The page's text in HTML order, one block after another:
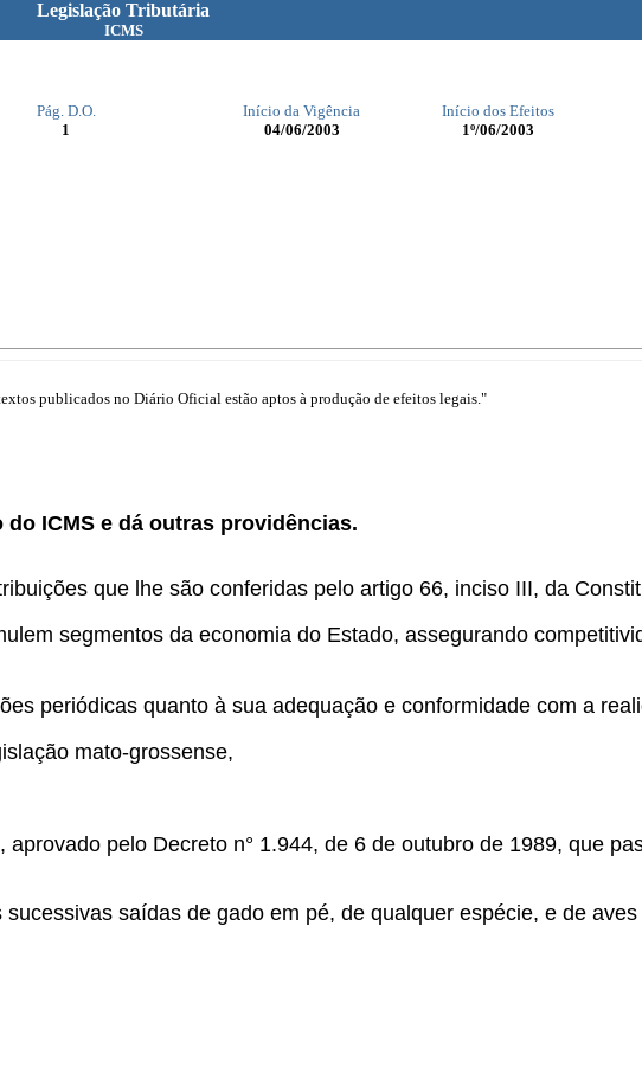
Legislação Tributária
ICMS
Pág. D.O. Início da Vigência
Início dos Efeitos
1 04/06/2003 1º/06/2003
publicados no Diário Oficial estão aptos à produção de efeitos legais."
ICMS e dá outras providências.
que lhe são conferidas pelo artigo 66, inciso III, da
segmentos da economia do Estado, assegurando
periódicas quanto à sua adequação e conformidade com a
mato-grossense,
pelo Decreto n° 1.944, de 6 de outubro de 1989, que
saídas de gado em pé, de qualquer espécie, e de